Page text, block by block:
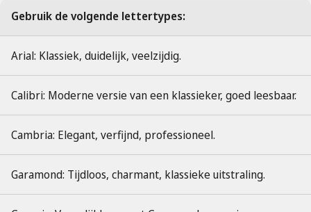
Gebruik de volgende lettertypes:
Arial: Klassiek, duidelijk, veelzijdig.
Calibri: Moderne versie van een klassieker, goed leesbaar.
Cambria: Elegant, verfijnd, professioneel.
Garamond: Tijdloos, charmant, klassieke uitstraling.